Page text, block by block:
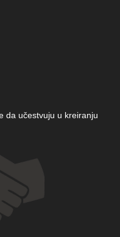
da učestvuju u kreiranju